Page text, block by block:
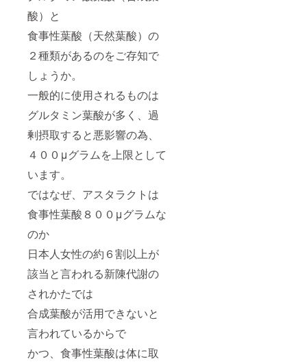
酸）と
食事性葉酸（天然葉酸）の
２種類があるのをご存知で
しょうか。
一般的に使用されるものは
グルタミン葉酸が多く、過
剰摂取すると悪影響の為、
４００μグラムを上限として
います。
ではなぜ、アスタラクトは
食事性葉酸８００μグラムな
のか
日本人女性の約６割以上が
該当と言われる新陳代謝の
されかたでは
合成葉酸が活用できないと
言われているからで
かつ、食事性葉酸は体に取